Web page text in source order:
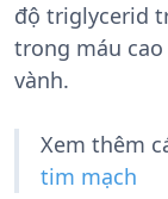
độ triglycerid
trong máu
vành.
Xem thêm
tim mạch